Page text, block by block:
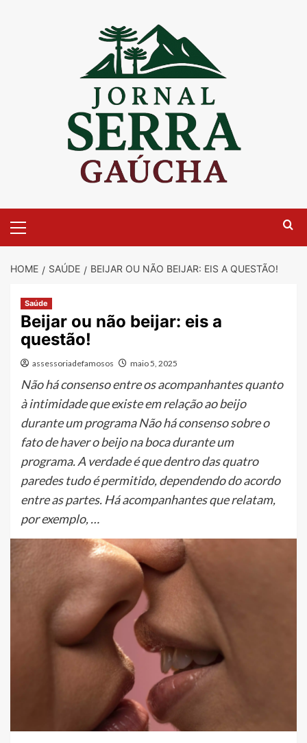
Menu
HOME SAÚDE BEIJAR OU NÃO BEIJAR: EIS A QUESTÃO!
Saúde
Beijar ou não beijar: eis a
questão!
assessoriadefamosos maio 5, 2025
Não há consenso entre os acompanhantes quanto
à intimidade que existe em relação ao beijo
durante um programa Não há consenso sobre o
fato de haver o beijo na boca durante um
programa. A verdade é que dentro das quatro
paredes tudo é permitido, dependendo do acordo
entre as partes. Há acompanhantes que relatam,
por exemplo, …